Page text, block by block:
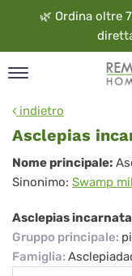
🌿 Ordina oltre
indietro
Asclepias
Asclepias
incarnata
Nome principale:
Sinonimo: Swamp
Asclepias
Gruppo principale:
Famiglia: